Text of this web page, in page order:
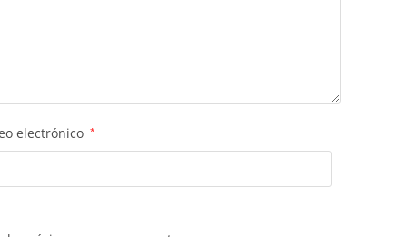
electrónico *